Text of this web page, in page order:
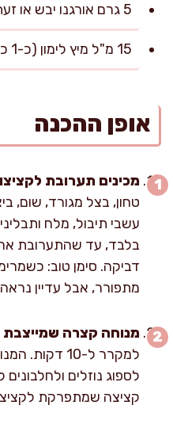
5 גרם אורגנו יבש או זעתר יבש (כ-1 כפית)
15 מ"ל מיץ לימון (כ-1 כף), לסיום
אופן ההכנה
מכינים תערובת
טחון, בצל מגורד, שום,
בלבד, עד שהתערובת
דביקה. סימן טוב:
מתפורר, אבל עדיין
מנוחה קצרה
למקרר ל-10
לספוג נוזלים
קציצה שמתפרקת